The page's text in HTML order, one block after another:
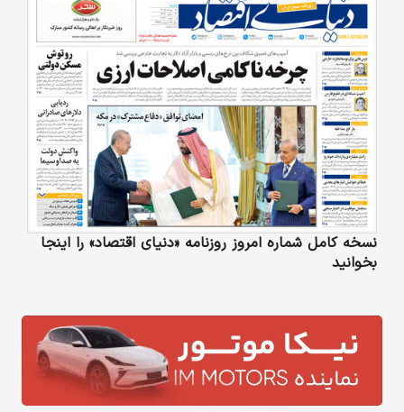
نسخه کامل شماره امروز روزنامه «دنیای‌ اقتصاد» را اینجا
بخوانید